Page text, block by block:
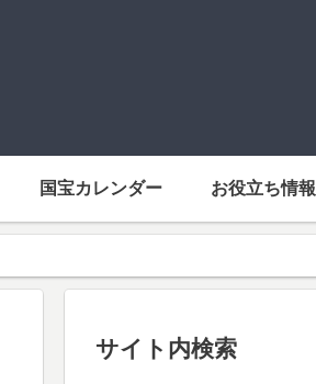
国宝カレンダー お役立ち情報
サイト内検索